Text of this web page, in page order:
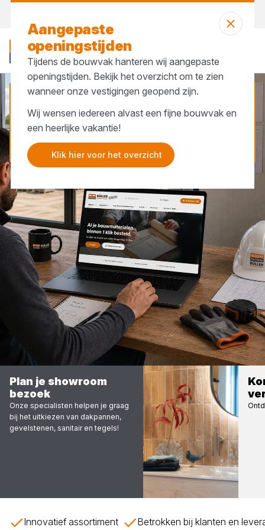
Büller Bouwshop
Bezoek onze bouwshop
Plan je showroom
bezoek
Onze specialisten helpen je graag
bij het uitkiezen van dakpannen,
gevelstenen, sanitair en tegels!
Innovatief assortiment Betrokken bij klanten en
Aangepaste
openingstijden
Tijdens de bouwvak hanteren wij aangepaste
openingstijden. Bekijk het overzicht om te zien
wanneer onze vestigingen geopend zijn.
Wij wensen iedereen alvast een fijne bouwvak en
een heerlijke vakantie!
Klik hier voor het overzicht